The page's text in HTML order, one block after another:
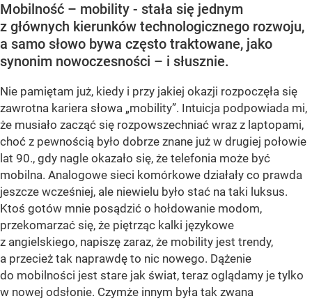
Mobilność – mobility - stała się jednym
z głównych kierunków technologicznego rozwoju,
a samo słowo bywa często traktowane, jako
synonim nowoczesności – i słusznie.
Nie pamiętam już, kiedy i przy jakiej okazji rozpoczęła się
zawrotna kariera słowa „mobility”. Intuicja podpowiada mi,
że musiało zacząć się rozpowszechniać wraz z laptopami,
choć z pewnością było dobrze znane już w drugiej połowie
lat 90., gdy nagle okazało się, że telefonia może być
mobilna. Analogowe sieci komórkowe działały co prawda
jeszcze wcześniej, ale niewielu było stać na taki luksus.
Ktoś gotów mnie posądzić o hołdowanie modom,
przekomarzać się, że piętrząc kalki językowe
z angielskiego, napiszę zaraz, że mobility jest trendy,
a przecież tak naprawdę to nic nowego. Dążenie
do mobilności jest stare jak świat, teraz oglądamy je tylko
w nowej odsłonie. Czymże innym była tak zwana